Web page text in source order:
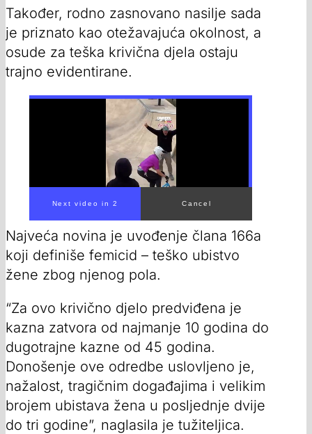
Također, rodno zasnovano nasilje sada
je priznato kao otežavajuća okolnost, a
osude za teška krivična djela ostaju
trajno evidentirane.
00:00/ 00:56
Najveća novina je uvođenje člana 166a
koji definiše femicid – teško ubistvo
žene zbog njenog pola.
“Za ovo krivično djelo predviđena je
kazna zatvora od najmanje 10 godina do
dugotrajne kazne od 45 godina.
Donošenje ove odredbe uslovljeno je,
nažalost, tragičnim događajima i velikim
brojem ubistava žena u posljednje dvije
do tri godine”, naglasila je tužiteljica.